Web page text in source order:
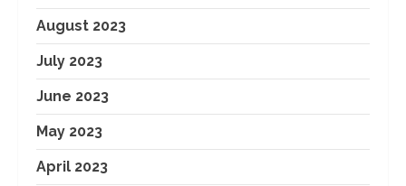
August 2023
July 2023
June 2023
May 2023
April 2023